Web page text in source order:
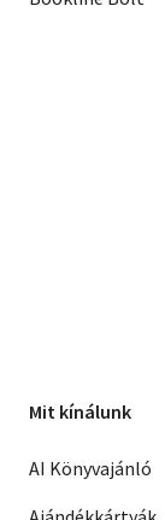
Mit kínálunk
AI Könyvajánló